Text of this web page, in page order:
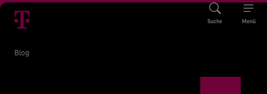
Suche Menü
Blog